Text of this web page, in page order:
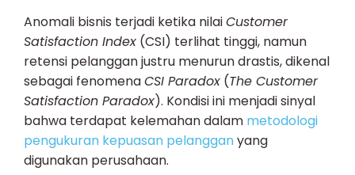
Anomali bisnis terjadi ketika nilaiCustomer
Satisfaction Index (CSI) terlihat tinggi, namun
retensi pelanggan justru menurun drastis, dikenal
sebagai fenomenaCSI Paradox (The Customer
Satisfaction Paradox). Kondisi ini menjadi sinyal
bahwa terdapat kelemahan dalam metodologi
pengukuran kepuasan pelangganyang
digunakan perusahaan.